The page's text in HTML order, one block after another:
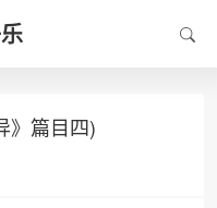
》篇目四)